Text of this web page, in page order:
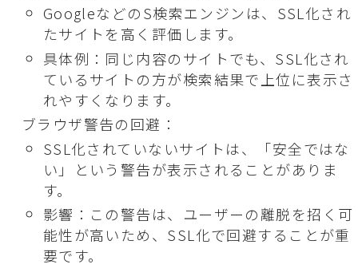
GoogleなどのS検索エンジンは、SSL化され
たサイトを高く評価します。
具体例：同じ内容のサイトでも、SSL化され
ているサイトの方が検索結果で上位に表示さ
れやすくなります。
ブラウザ警告の回避：
SSL化されていないサイトは、「安全ではな
い」という警告が表示されることがありま
す。
影響：この警告は、ユーザーの離脱を招く可
能性が高いため、SSL化で回避することが重
要です。